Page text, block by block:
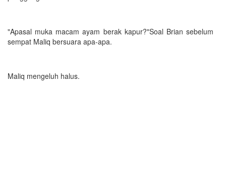
"Apasal muka macam ayam berak kapur?"Soal Brian sebelum
sempat Maliq bersuara apa-apa.
Maliq mengeluh halus.